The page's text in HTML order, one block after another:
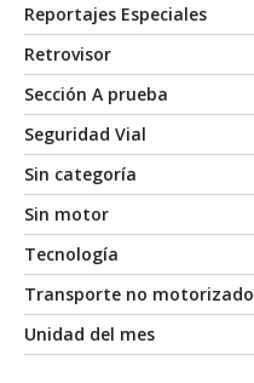
Reportajes Especiales
Retrovisor
Sección A prueba
Seguridad Vial
Sin categoría
Sin motor
Tecnología
Transporte no motorizado
Unidad del mes